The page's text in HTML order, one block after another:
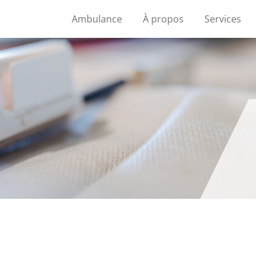
Ambulance À propos Services